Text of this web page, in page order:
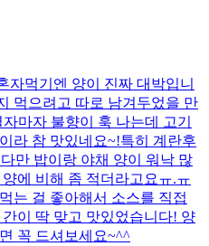
자먹기엔 양이 진짜 대박입니
먹으려고 따로 남겨두었을 만
마자 불향이 훅 나는데 고기
라 참 맛있네요~!특히 계란후
만 밥이랑 야채 양이 워낙 많
에 비해 좀 적더라고요ㅠ.ㅠ
는 걸 좋아해서 소스를 직접
이 딱 맞고 맛있었습니다! 양
꼭 드셔보세요~^^